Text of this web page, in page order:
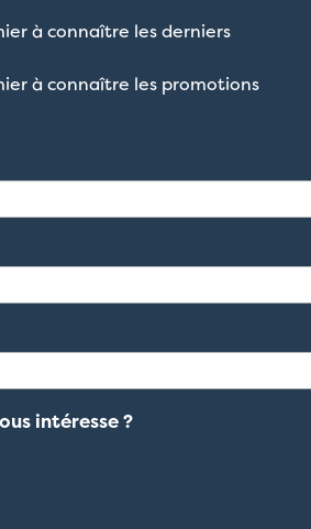
à connaître les derniers
à connaître les promotions
intéresse ?